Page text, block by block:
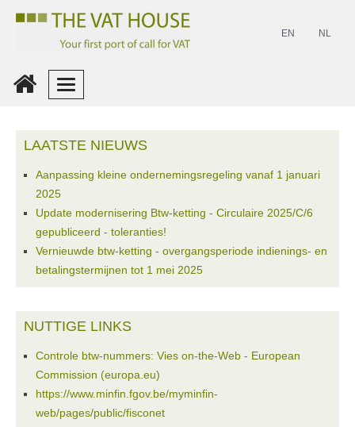
EN NL
Account
LAATSTE NIEUWS
Aanpassing kleine ondernemingsregeling vanaf 1 januari
2025
Update modernisering Btw-ketting - Circulaire 2025/C/6
gepubliceerd - toleranties!
Vernieuwde btw-ketting - overgangsperiode indienings- en
betalingstermijnen tot 1 mei 2025
NUTTIGE LINKS
Controle btw-nummers: Vies on-the-Web - European
Commission (europa.eu)
https://www.minfin.fgov.be/myminfin-
web/pages/public/fisconet